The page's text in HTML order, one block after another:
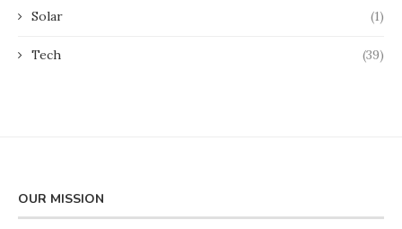
Solar (1)
Tech (39)
OUR MISSION